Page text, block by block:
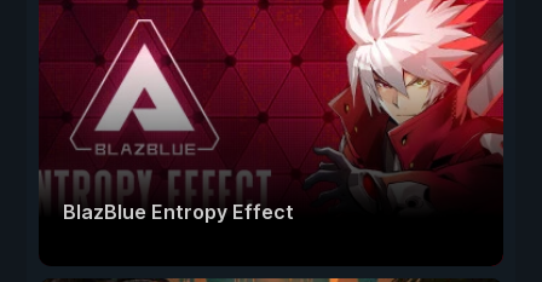
BlazBlue Entropy Effect